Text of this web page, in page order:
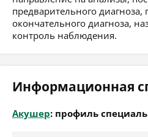
предварительного диагноза,
окончательного диагноза,
контроль наблюдения.
Информационная
Акушер: профиль